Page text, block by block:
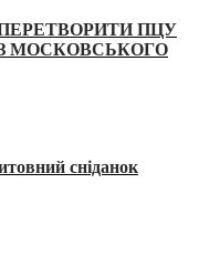
ПЦУ
МОСКОВСЬКОГО
сніданок